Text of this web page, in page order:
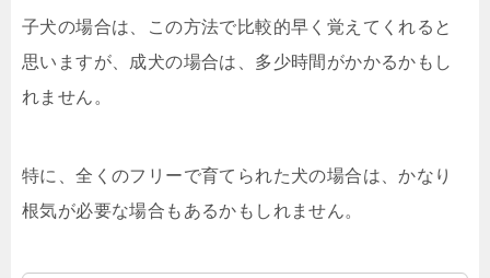
子犬の場合は、この方法で比較的早く覚えてくれると
思いますが、成犬の場合は、多少時間がかかるかもし
れません。
特に、全くのフリーで育てられた犬の場合は、かなり
根気が必要な場合もあるかもしれません。